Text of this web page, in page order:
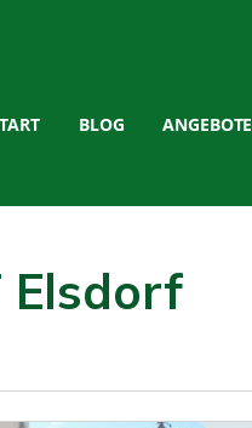
BLOG ANGEBOTE
Elsdorf